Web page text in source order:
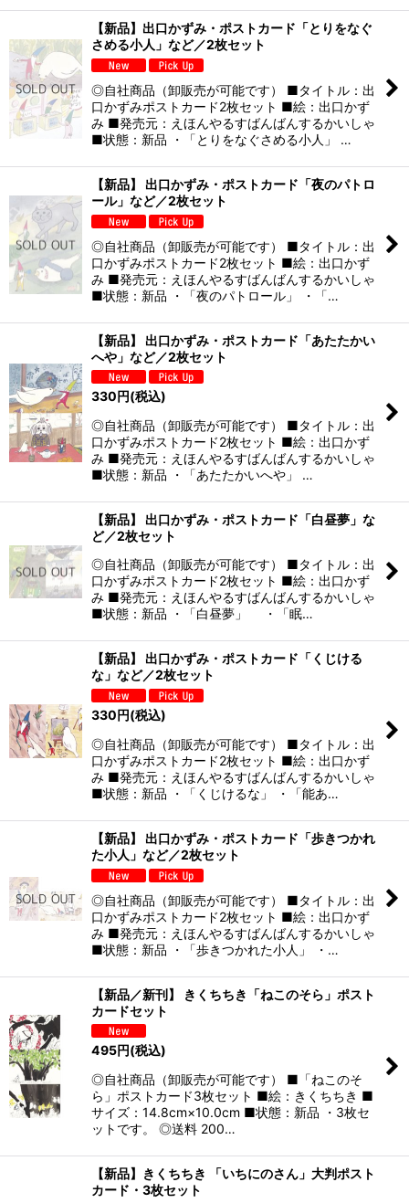
【新品】出口かずみ・ポストカード「とりをなぐ
さめる小人」など／2枚セット
◎自社商品（卸販売が可能です） ■タイトル：出
口かずみポストカード2枚セット ■絵：出口かず
み ■発売元：えほんやるすばんばんするかいしゃ
■状態：新品 ・「とりをなぐさめる小人」 …
【新品】 出口かずみ・ポストカード「夜のパトロ
ール」など／2枚セット
◎自社商品（卸販売が可能です） ■タイトル：出
口かずみポストカード2枚セット ■絵：出口かず
み ■発売元：えほんやるすばんばんするかいしゃ
■状態：新品 ・「夜のパトロール」 ・「…
【新品】 出口かずみ・ポストカード「あたたかい
へや」など／2枚セット
330円(税込)
◎自社商品（卸販売が可能です） ■タイトル：出
口かずみポストカード2枚セット ■絵：出口かず
み ■発売元：えほんやるすばんばんするかいしゃ
■状態：新品 ・「あたたかいへや」 …
【新品】 出口かずみ・ポストカード「白昼夢」な
ど／2枚セット
◎自社商品（卸販売が可能です） ■タイトル：出
口かずみポストカード2枚セット ■絵：出口かず
み ■発売元：えほんやるすばんばんするかいしゃ
■状態：新品 ・「白昼夢」 ・「眠…
【新品】 出口かずみ・ポストカード「くじける
な」など／2枚セット
330円(税込)
◎自社商品（卸販売が可能です） ■タイトル：出
口かずみポストカード2枚セット ■絵：出口かず
み ■発売元：えほんやるすばんばんするかいしゃ
■状態：新品 ・「くじけるな」 ・「能あ…
【新品】 出口かずみ・ポストカード「歩きつかれ
た小人」など／2枚セット
◎自社商品（卸販売が可能です） ■タイトル：出
口かずみポストカード2枚セット ■絵：出口かず
み ■発売元：えほんやるすばんばんするかいしゃ
■状態：新品 ・「歩きつかれた小人」 ・…
【新品／新刊】 きくちちき「ねこのそら」ポスト
カードセット
495円(税込)
◎自社商品（卸販売が可能です） ■「ねこのそ
ら」ポストカード3枚セット ■絵：きくちちき ■
サイズ：14.8cm×10.0cm ■状態：新品 ・3枚セ
ットです。 ◎送料 200…
【新品】きくちちき 「いちにのさん」大判ポスト
カード・3枚セット